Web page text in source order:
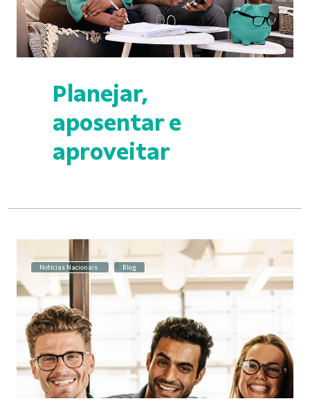
Planejar,
aposentar e
aproveitar
Notícias Nacionais Blog